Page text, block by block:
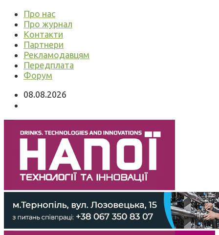
Про нас
Про журнал
Контакти
Партнери
Рекламодавцям
Передплата
Форум
08.08.2026